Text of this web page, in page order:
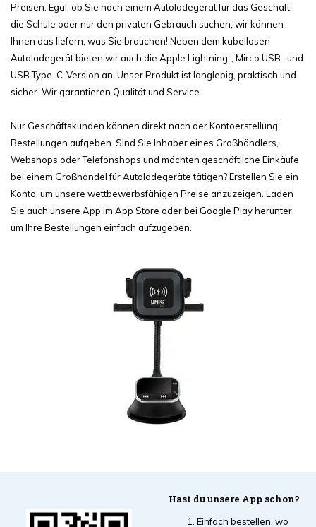
Preisen. Egal, ob Sie nach einem Autoladegerät für das Geschäft,
die Schule oder nur den privaten Gebrauch suchen, wir können
Ihnen das liefern, was Sie brauchen! Neben dem kabellosen
Autoladegerät bieten wir auch die Apple Lightning-, Mirco USB- und
USB Type-C-Version an. Unser Produkt ist langlebig, praktisch und
sicher. Wir garantieren Qualität und Service.
Nur Geschäftskunden können direkt nach der Kontoerstellung
Bestellungen aufgeben. Sind Sie Inhaber eines Großhändlers,
Webshops oder Telefonshops und möchten geschäftliche Einkäufe
bei einem Großhandel für Autoladegeräte tätigen? Erstellen Sie ein
Konto, um unsere wettbewerbsfähigen Preise anzuzeigen. Laden
Sie auch unsere App im App Store oder bei Google Play herunter,
um Ihre Bestellungen einfach aufzugeben.
Hast du unsere App schon?
Einfach bestellen, wo